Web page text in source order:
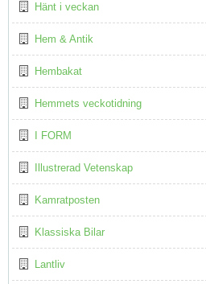
Hänt i veckan
Hem & Antik
Hembakat
Hemmets veckotidning
I FORM
Illustrerad Vetenskap
Kamratposten
Klassiska Bilar
Lantliv